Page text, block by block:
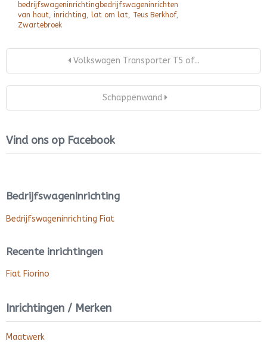
bedrijfswageninrichtingbedrijfswageninrichten
van hout, inrichting, lat om lat, Teus Berkhof,
Zwartebroek
Volkswagen Transporter T5 of...
Schappenwand
Vind ons op Facebook
Bedrijfswageninrichting
Bedrijfswageninrichting Fiat
Recente inrichtingen
Fiat Fiorino
Inrichtingen / Merken
Maatwerk